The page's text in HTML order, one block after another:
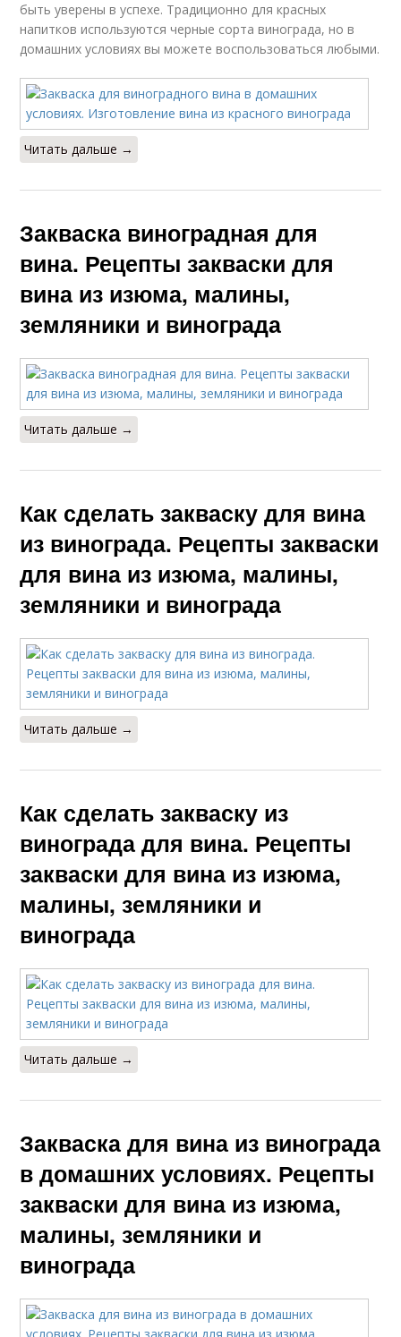
Виноградная
закваска
Вино из березового
сока
сока
Вино из изюма Вино из клубники
Вина из клубники Вино из сухофруктов
Хлеб на закваске Молочная закваска
Закваска для кваса Вино из винограда
Закваска из ягод Вина из изюма
винограда
Закваска на изюме
Закваска для
Вина из синего
быть уверены в успехе. Традиционно для красных
напитков используются черные сорта винограда, но в
домашних условиях вы можете воспользоваться любыми.
Читать дальше →
Закваска виноградная для
вина. Рецепты закваски для
вина из изюма, малины,
земляники и винограда
Читать дальше →
Как сделать закваску для вина
из винограда. Рецепты закваски
для вина из изюма, малины,
земляники и винограда
Читать дальше →
Как сделать закваску из
винограда для вина. Рецепты
закваски для вина из изюма,
малины, земляники и
винограда
Читать дальше →
Закваска для вина из винограда
в домашних условиях. Рецепты
закваски для вина из изюма,
малины, земляники и
винограда